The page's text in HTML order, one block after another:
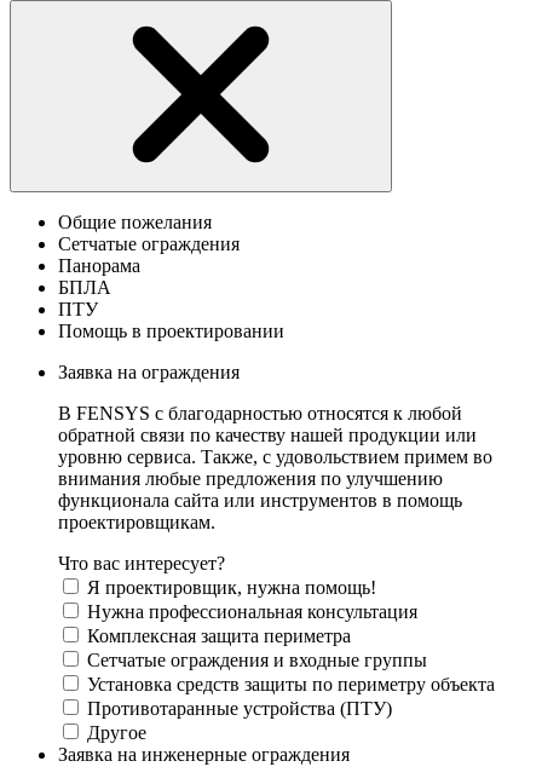
Общие пожелания
Сетчатые ограждения
Панорама
БПЛА
ПТУ
Помощь в проектировании
Заявка на ограждения
В FENSYS с благодарностью относятся к любой
обратной связи по качеству нашей продукции или
уровню сервиса. Также, с удовольствием примем во
внимания любые предложения по улучшению
функционала сайта или инструментов в помощь
проектировщикам.
Что вас интересует?
Я проектировщик, нужна помощь!
Нужна профессиональная консультация
Комплексная защита периметра
Сетчатые ограждения и входные группы
Установка средств защиты по периметру объекта
Противотаранные устройства (ПТУ)
Другое
Заявка на инженерные ограждения